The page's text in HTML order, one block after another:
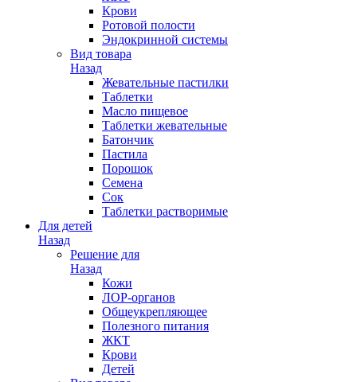
Крови
Ротовой полости
Эндокринной системы
Вид товара
Назад
Жевательные пастилки
Таблетки
Масло пищевое
Таблетки жевательные
Батончик
Пастила
Порошок
Семена
Сок
Таблетки растворимые
Для детей
Назад
Решение для
Назад
Кожи
ЛОР-органов
Общеукрепляющее
Полезного питания
ЖКТ
Крови
Детей